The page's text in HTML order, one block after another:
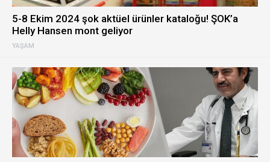
YAŞAM
5-8 Ekim 2024 şok aktüel ürünler kataloğu! ŞOK’a
Helly Hansen mont geliyor